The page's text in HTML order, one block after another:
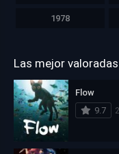
1978
Las mejor valoradas
Flow
9.7